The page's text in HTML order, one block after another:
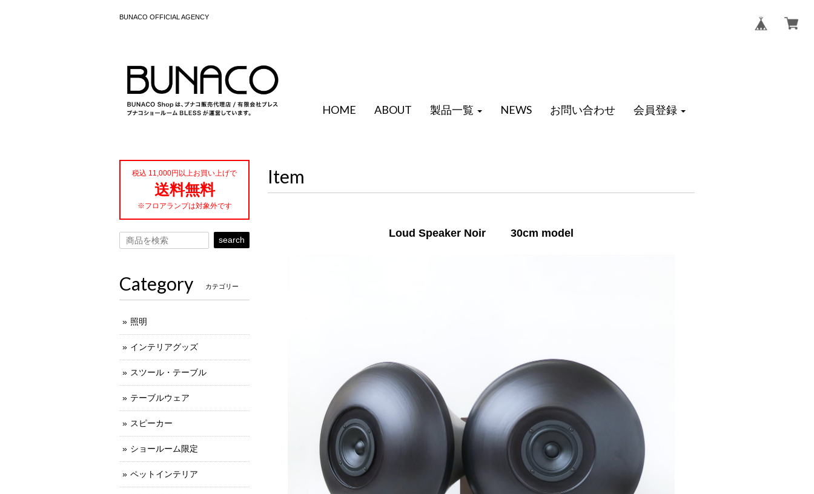
BUNACO OFFICIAL AGENCY
HOME ABOUT 製品一覧 NEWS お問い合わせ 会員登録
Item
Loud Speaker Noir 30cm model
税込 11,000円以上お買い上げで
送料無料
※フロアランプは対象外です
search
Category カテゴリー
照明
インテリアグッズ
スツール・テーブル
テーブルウェア
スピーカー
ショールーム限定
ペットインテリア